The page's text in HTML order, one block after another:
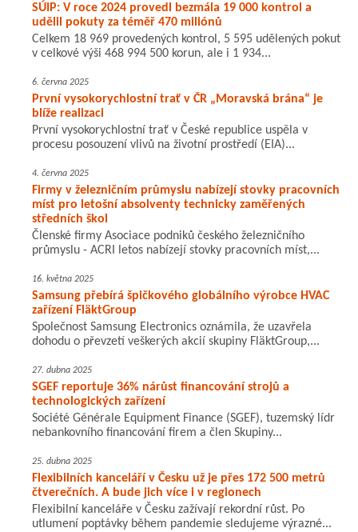
SÚIP: V roce 2024 provedl bezmála 19 000 kontrol a
udělil pokuty za téměř 470 miliónů
Celkem 18 969 provedených kontrol, 5 595 udělených pokut
v celkové výši 468 994 500 korun, ale i 1 934...
6. června 2025
První vysokorychlostní trať v ČR „Moravská brána“ je
blíže realizaci
První vysokorychlostní trať v České republice uspěla v
procesu posouzení vlivů na životní prostředí (EIA)...
4. června 2025
Firmy v železničním průmyslu nabízejí stovky pracovních
míst pro letošní absolventy technicky zaměřených
středních škol
Členské firmy Asociace podniků českého železničního
průmyslu - ACRI letos nabízejí stovky pracovních míst,...
16. května 2025
Samsung přebírá špičkového globálního výrobce HVAC
zařízení FläktGroup
Společnost Samsung Electronics oznámila, že uzavřela
dohodu o převzetí veškerých akcií skupiny FläktGroup,...
27. dubna 2025
SGEF reportuje 36% nárůst financování strojů a
technologických zařízení
Société Générale Equipment Finance (SGEF), tuzemský lídr
nebankovního financování firem a člen Skupiny...
25. dubna 2025
Flexibilních kanceláří v Česku už je přes 172 500 metrů
čtverečních. A bude jich více i v regionech
Flexibilní kanceláře v Česku zažívají rekordní růst. Po
utlumení poptávky během pandemie sledujeme výrazné...